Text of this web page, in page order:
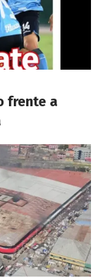
frente a